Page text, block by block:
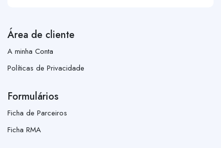
Área de cliente
A minha Conta
Políticas de Privacidade
Formulários
Ficha de Parceiros
Ficha RMA